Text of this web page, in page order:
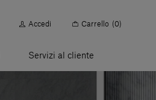
Accedi Carrello (0)
Servizi al cliente